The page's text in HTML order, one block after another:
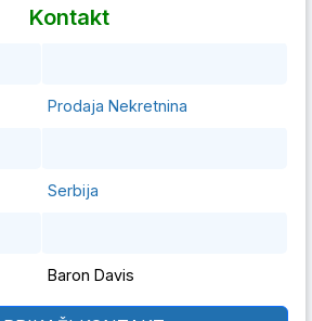
Kontakt
Prodaja Nekretnina
Serbija
Baron Davis